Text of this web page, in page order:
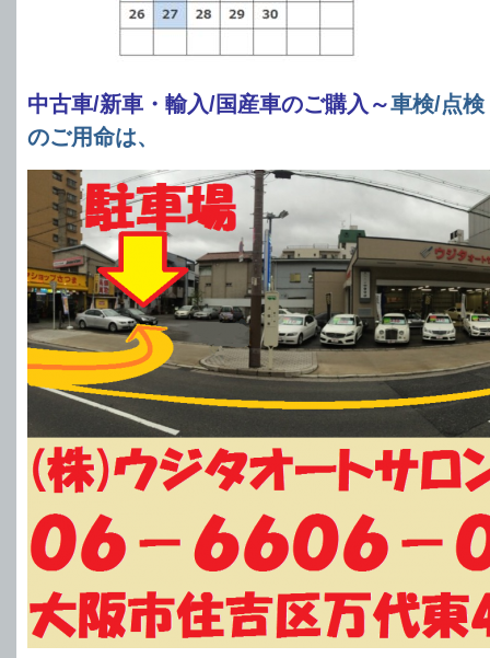
中古車/新車・輸入/国産車のご購入～車検/点
のご用命は、